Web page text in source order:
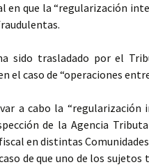
que la “regularización
sido trasladado por el
el caso de “operaciones
a cabo la “regularización
de la Agencia
en distintas
de que uno de los